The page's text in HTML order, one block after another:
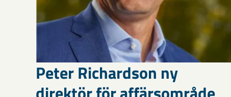
Peter Richardson ny